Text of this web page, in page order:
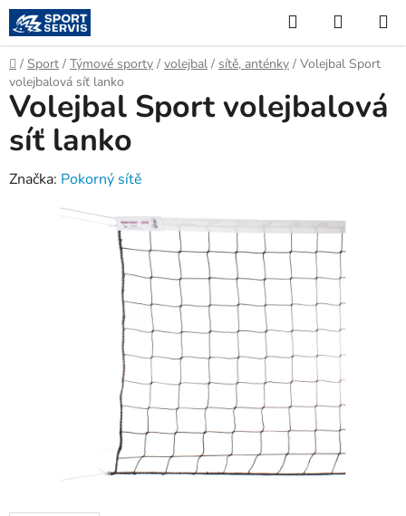
Přejít
na
obsah
Hledat
KOŠÍK
Domů
/ Sport / Týmové sporty / volejbal / sítě, anténky / Volejbal Sport
volejbalová síť lanko
Volejbal Sport volejbalová
síť lanko
Značka: Pokorný sítě